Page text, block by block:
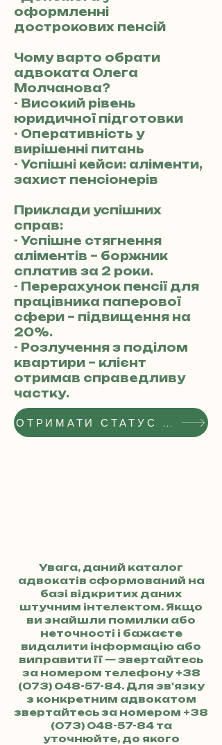
оформленні
дострокових пенсій
Чому варто обрати
адвоката Олега
Молчанова?
- Високий рівень
юридичної підготовки
- Оперативність у
вирішенні питань
- Успішні кейси: аліменти,
захист пенсіонерів
Приклади успішних
справ:
- Успішне стягнення
аліментів – боржник
сплатив за 2 роки.
- Перерахунок пенсії для
працівника паперової
сфери – підвищення на
20%.
- Розлучення з поділом
квартири – клієнт
отримав справедливу
частку.
ОТРИМАТИ СТАТУС РЕКОМЕНДОВАНОГО АДВОКАТА
Увага, даний каталог
адвокатів сформований на
базі відкритих даних
штучним інтелектом. Якщо
ви знайшли помилки або
неточності і бажаєте
видалити інформацію або
виправити її — звертайтесь
за номером телефону +38
(073) 048-57-84. Для зв'язку
з конкретним адвокатом
звертайтесь за номером +38
(073) 048-57-84та
уточнюйте, до якого